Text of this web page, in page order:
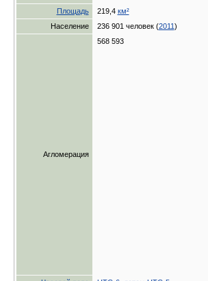
Площадь 219,4 км²
Население
236 901 человек (2011)
Агломерация
568 593